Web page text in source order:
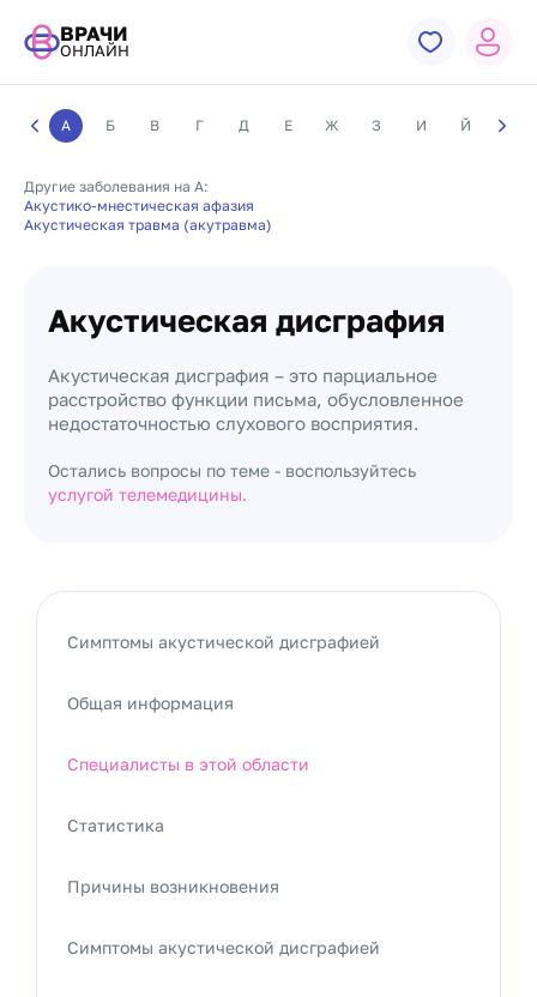
ВРАЧИ
ОНЛАЙН
А Б В Г Д Е Ж З И Й К
Другие заболевания на А:
Акустико-мнестическая афазия
Акустическая травма (акутравма)
Акустическая дисграфия
Акустическая дисграфия – это парциальное
расстройство функции письма, обусловленное
недостаточностью слухового восприятия.
Остались вопросы по теме - воспользуйтесь
услугой телемедицины.
Симптомы акустической дисграфией
Общая информация
Специалисты в этой области
Статистика
Причины возникновения
Симптомы акустической дисграфией